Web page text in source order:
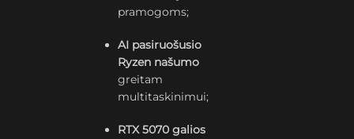
pramogoms;
AI pasiruošusio
Ryzen našumo
greitam
multitaskinimui;
RTX 5070 galios